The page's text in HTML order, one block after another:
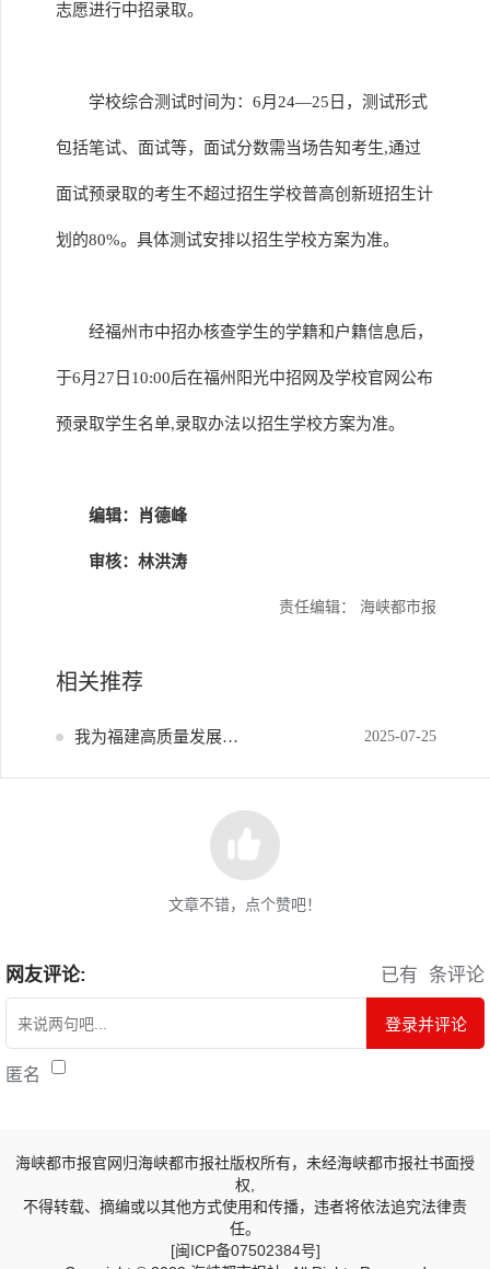
志愿进行中招录取。
学校综合测试时间为：6月24—25日，测试形式
包括笔试、面试等，面试分数需当场告知考生,通过
面试预录取的考生不超过招生学校普高创新班招生计
划的80%。具体测试安排以招生学校方案为准。
经福州市中招办核查学生的学籍和户籍信息后，
于6月27日10:00后在福州阳光中招网及学校官网公布
预录取学生名单,录取办法以招生学校方案为准。
编辑：肖德峰
审核：林洪涛
责任编辑： 海峡都市报
相关推荐
我为福建高质量发展献策 2025-07-25
文章不错，点个赞吧！
网友评论: 已有 条评论
登录并评论
匿名
海峡都市报官网归海峡都市报社版权所有，未经海峡都市报社书面授
权,
不得转载、摘编或以其他方式使用和传播，违者将依法追究法律责
任。
[闽ICP备07502384号]